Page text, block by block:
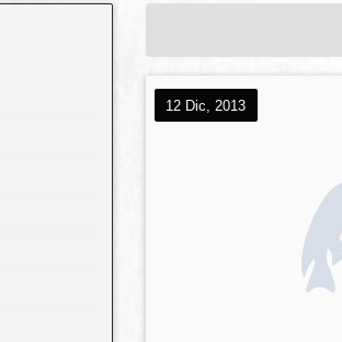
12 Dic, 2013